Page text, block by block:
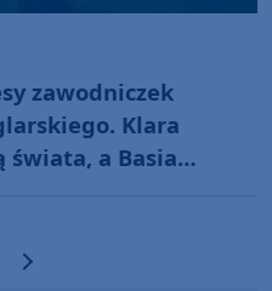
zawodniczek
Klara
świata, a Basia
strona
Następna strona